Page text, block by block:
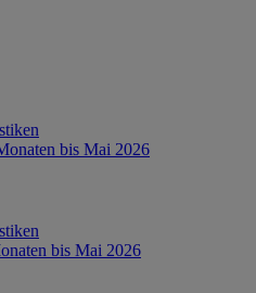
bis Mai 2026
bis Mai 2026